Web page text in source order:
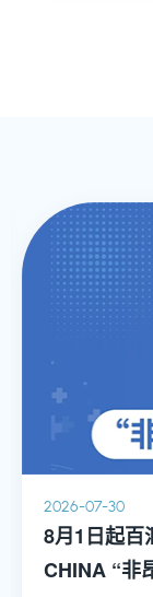
员、中国医
员。此外，
市科委课题
院医师和中
2026-07-30
8月1日起百
CHINA “非